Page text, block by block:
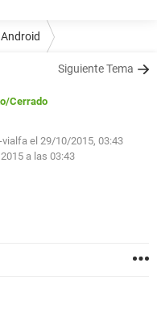
Android
Siguiente Tema
/Cerrado
el 29/10/2015, 03:43
a las 03:43